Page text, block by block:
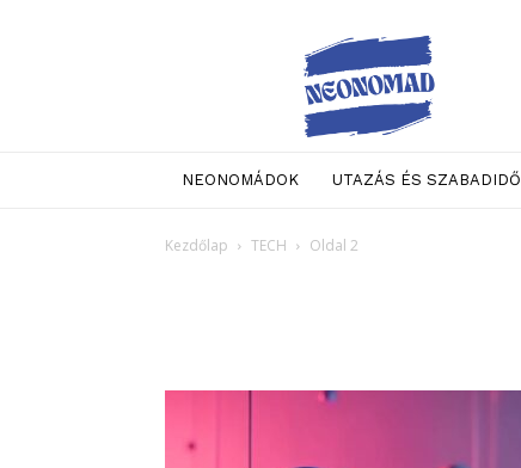
Neo
Nomad
NEONOMÁDOK UTAZÁS ÉS SZABADIDŐ
Kezdőlap TECH Oldal 2